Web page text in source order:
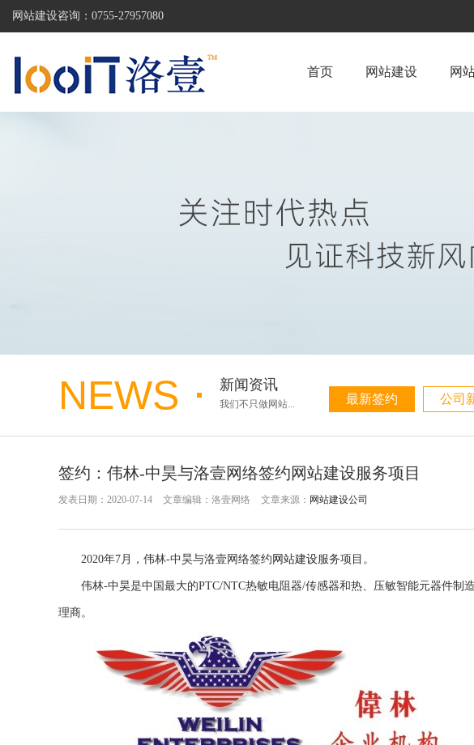
网站建设咨询： 0755-27957080
首页 网站建设 网
NEWS 新闻资讯
我们不只做网站... 最新签约 公司
签约：伟林-中昊与洛壹网络签约网站建设服务项目
发表日期：2020-07-14 文章编辑：洛壹网络 文章来源： 网站建设公司
2020年7月，伟林-中昊与洛壹网络签约 网站建设服务项目。
伟林-中昊是中国最大的PTC/NTC热敏电阻器/传感器和热、压敏智能元器件制
理商。